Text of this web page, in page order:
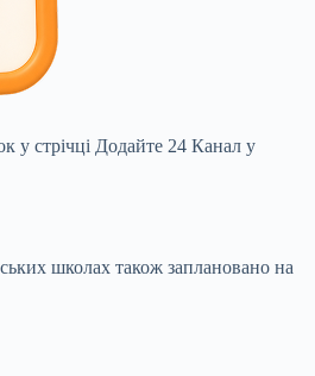
у стрічці Додайте 24 Канал у
школах також заплановано на